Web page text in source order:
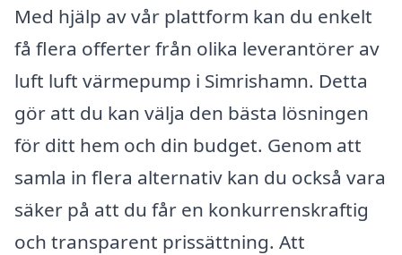
Med hjälp av vår plattform kan du enkelt
få flera offerter från olika leverantörer av
luft luft värmepump i Simrishamn. Detta
gör att du kan välja den bästa lösningen
för ditt hem och din budget. Genom att
samla in flera alternativ kan du också vara
säker på att du får en konkurrenskraftig
och transparent prissättning. Att